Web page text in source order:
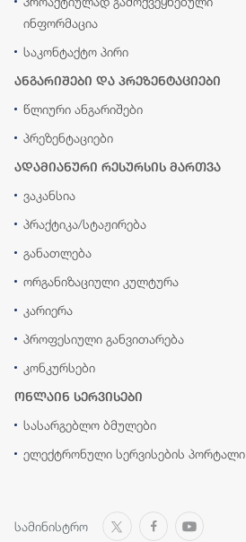
ინფორმაცია
საკონტაქტო პირი
ანგარიშები და პრეზენტაციები
წლიური ანგარიშები
პრეზენტაციები
ადამიანური რესურსის მართვა
ვაკანსია
პრაქტიკა/სტაჟირება
განათლება
ორგანიზაციული კულტურა
კარიერა
პროფესიული განვითარება
კონკურსები
ონლაინ სერვისები
სასარგებლო ბმულები
ელექტრონული სერვისების პორტალი
სამინისტრო